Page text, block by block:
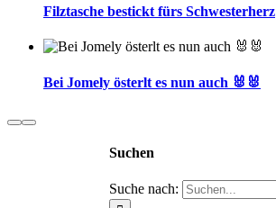
Filztasche bestickt fürs Schwesterherz
Bei Jomely österlt es nun auch 🐰🐰
Suchen
Suche nach: